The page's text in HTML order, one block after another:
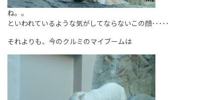
ね。。
といわれているような気がしてならないこの顔･････
それよりも、今のクルミのマイブームは